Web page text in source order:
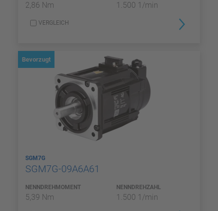
2,86 Nm 1.500 1/min
VERGLEICH
Bevorzugt
SGM7G
SGM7G-09A6A61
NENNDREHMOMENT
5,39 Nm
NENNDREHZAHL
1.500 1/min